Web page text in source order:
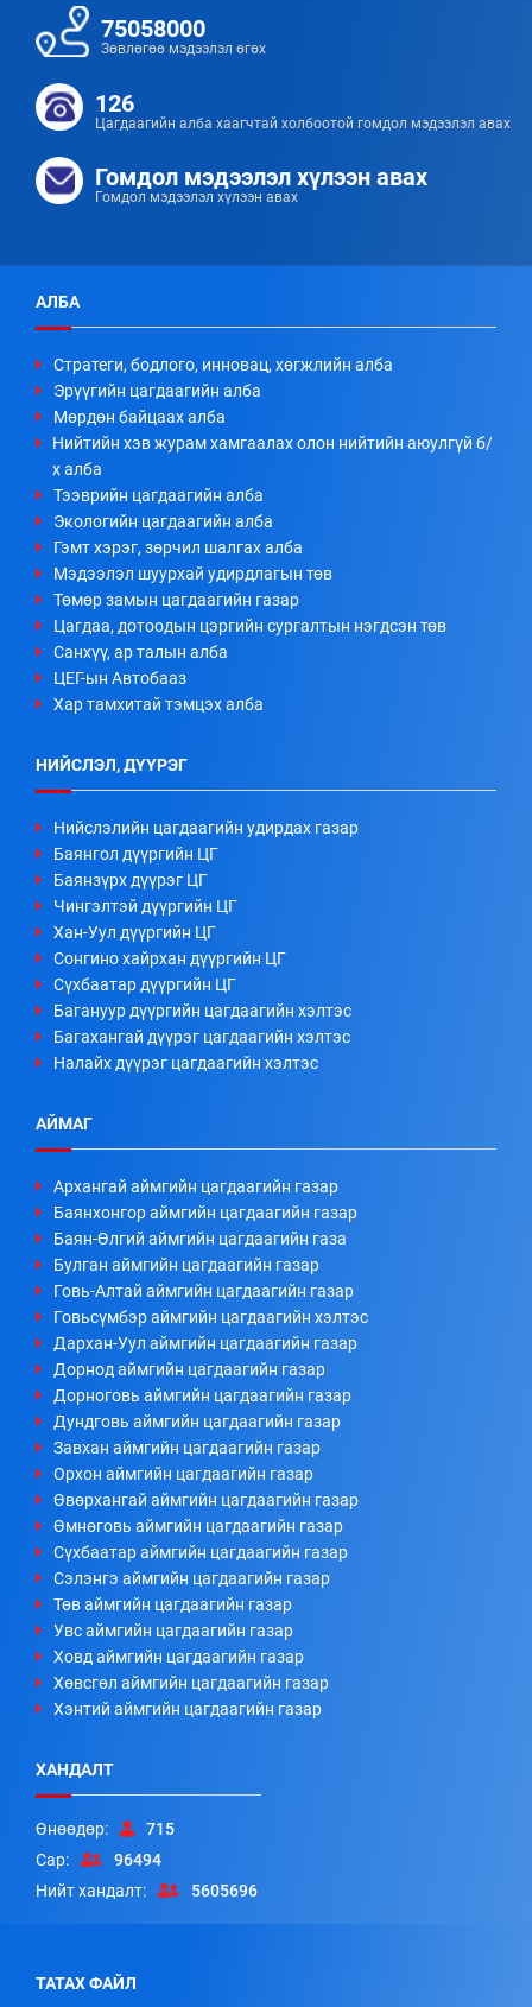
75058000
Зөвлөгөө мэдээлэл өгөх
126
Цагдаагийн алба хаагчтай холбоотой гомдол мэдээлэл авах
Гомдол мэдээлэл хүлээн авах
Гомдол мэдээлэл хүлээн авах
АЛБА
Стратеги, бодлого, инновац, хөгжлийн алба
Эрүүгийн цагдаагийн алба
Мөрдөн байцаах алба
Нийтийн хэв журам хамгаалах олон нийтийн аюулгүй б/
х алба
Тээврийн цагдаагийн алба
Экологийн цагдаагийн алба
Гэмт хэрэг, зөрчил шалгах алба
Мэдээлэл шуурхай удирдлагын төв
Төмөр замын цагдаагийн газар
Цагдаа, дотоодын цэргийн сургалтын нэгдсэн төв
Санхүү, ар талын алба
ЦЕГ-ын Автобааз
Хар тамхитай тэмцэх алба
НИЙСЛЭЛ, ДҮҮРЭГ
Нийслэлийн цагдаагийн удирдах газар
Баянгол дүүргийн ЦГ
Баянзүрх дүүрэг ЦГ
Чингэлтэй дүүргийн ЦГ
Хан-Уул дүүргийн ЦГ
Сонгино хайрхан дүүргийн ЦГ
Сүхбаатар дүүргийн ЦГ
Багануур дүүргийн цагдаагийн хэлтэс
Багахангай дүүрэг цагдаагийн хэлтэс
Налайх дүүрэг цагдаагийн хэлтэс
АЙМАГ
Архангай аймгийн цагдаагийн газар
Баянхонгор аймгийн цагдаагийн газар
Баян-Өлгий аймгийн цагдаагийн газа
Булган аймгийн цагдаагийн газар
Говь-Алтай аймгийн цагдаагийн газар
Говьсүмбэр аймгийн цагдаагийн хэлтэс
Дархан-Уул аймгийн цагдаагийн газар
Дорнод аймгийн цагдаагийн газар
Дорноговь аймгийн цагдаагийн газар
Дундговь аймгийн цагдаагийн газар
Завхан аймгийн цагдаагийн газар
Орхон аймгийн цагдаагийн газар
Өвөрхангай аймгийн цагдаагийн газар
Өмнөговь аймгийн цагдаагийн газар
Сүхбаатар аймгийн цагдаагийн газар
Сэлэнгэ аймгийн цагдаагийн газар
Төв аймгийн цагдаагийн газар
Увс аймгийн цагдаагийн газар
Ховд аймгийн цагдаагийн газар
Хөвсгөл аймгийн цагдаагийн газар
Хэнтий аймгийн цагдаагийн газар
ХАНДАЛТ
Өнөөдөр:
715
Сар:
96494
Нийт хандалт:
5605696
ТАТАХ ФАЙЛ